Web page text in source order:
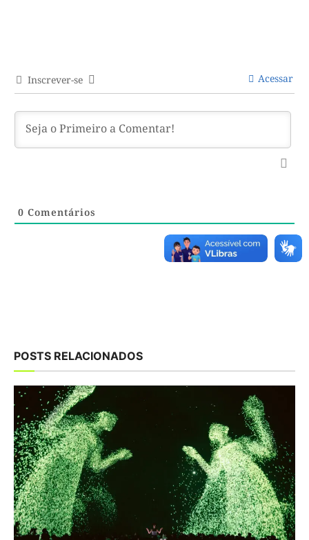
Inscrever-se Acessar
0 Comentários
POSTS RELACIONADOS